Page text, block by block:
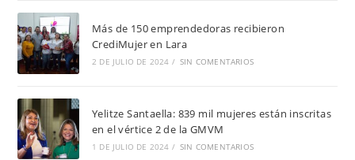
Más de 150 emprendedoras recibieron
CrediMujer en Lara
2 DE JULIO DE 2024 / SIN COMENTARIOS
Yelitze Santaella: 839 mil mujeres están inscritas
en el vértice 2 de la GMVM
1 DE JULIO DE 2024 / SIN COMENTARIOS